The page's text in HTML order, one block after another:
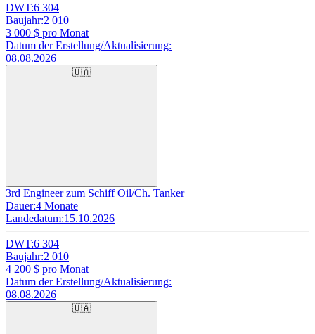
DWT:6 304
Baujahr:2 010
3 000 $ pro Monat
Datum der Erstellung/Aktualisierung:
08.08.2026
🇺🇦
3rd Engineer zum Schiff Oil/Ch. Tanker
Dauer:4 Monate
Landedatum:15.10.2026
DWT:6 304
Baujahr:2 010
4 200 $ pro Monat
Datum der Erstellung/Aktualisierung:
08.08.2026
🇺🇦